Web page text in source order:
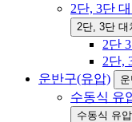
2단, 3단
2단, 3단 대
2단
2단,
운반구(유압)
수동식 유
수동식 유